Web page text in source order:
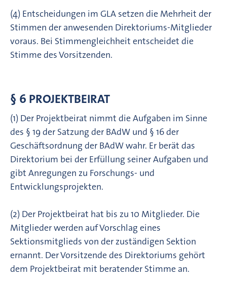
(4) Entscheidungen im GLA setzen die Mehrheit der
Stim­men der anwesen­den Direktoriums-Mitglieder
voraus. Bei Stimmengleichheit entscheidet die
Stimme des Vorsitzenden.
§ 6 PROJEKTBEIRAT
(1) Der Projektbeirat nimmt die Aufgaben im Sinne
des § 19 der Satzung der BAdW und § 16 der
Geschäftsordnung der BAdW wahr. Er berät das
Direktorium bei der Erfüllung seiner Aufgaben und
gibt Anregungen zu Forschungs- und
Entwicklungsprojekten.
(2) Der Projektbeirat hat bis zu 10 Mitglieder. Die
Mitglieder werden auf Vorschlag eines
Sektionsmitglieds von der zuständigen Sektion
ernannt. Der Vorsitzende des Direktoriums gehört
dem Projektbeirat mit beratender Stimme an.